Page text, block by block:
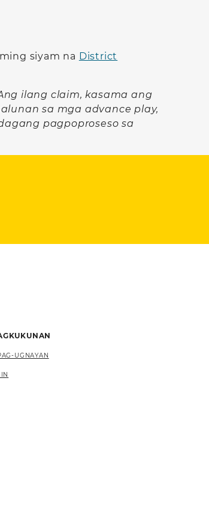
siyam na District
ilang claim, kasama ang
sa mga advance play,
pagpoproseso sa
UGNAYAN